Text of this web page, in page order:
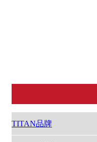
TITAN品牌